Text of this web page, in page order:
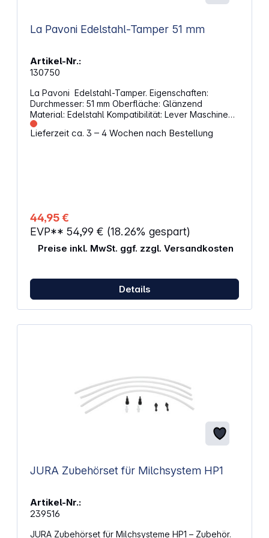
La Pavoni Edelstahl-Tamper 51 mm
Artikel-Nr.:
130750
La Pavoni Edelstahl-Tamper. Eigenschaften:
Durchmesser: 51 mm Oberfläche: Glänzend
Material: Edelstahl Kompatibilität: Lever Maschine
Lieferzeit ca. 3 – 4 Wochen nach Bestellung
44,95 €
EVP** 54,99 € (18.26% gespart)
Preise inkl. MwSt. ggf. zzgl. Versandkosten
Details
JURA Zubehörset für Milchsystem HP1
Artikel-Nr.:
239516
JURA Zubehörset für Milchsysteme HP1 – Zubehör.